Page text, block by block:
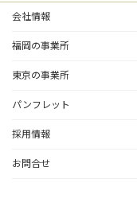
会社情報
福岡の事業所
東京の事業所
パンフレット
採用情報
お問合せ